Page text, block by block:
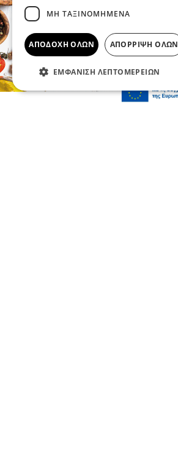
ΜΗ ΤΑΞΙΝΟΜΗΜΈΝΑ
ΑΠΟΔΟΧΉ ΌΛΩΝ ΑΠΌΡΡΙΨΗ ΌΛΩΝ
ΕΜΦΆΝΙΣΗ ΛΕΠΤΟΜΕΡΕΙΏΝ